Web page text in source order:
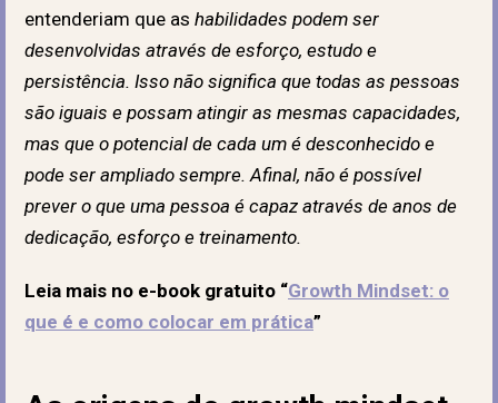
entenderiam que as habilidades podem ser
desenvolvidas através de esforço, estudo e
persistência. Isso não significa que todas as pessoas
são iguais e possam atingir as mesmas capacidades,
mas que o potencial de cada um é desconhecido e
pode ser ampliado sempre. Afinal, não é possível
prever o que uma pessoa é capaz através de anos de
dedicação, esforço e treinamento.
Leia mais no e-book gratuito “Growth Mindset: o
que é e como colocar em prática”